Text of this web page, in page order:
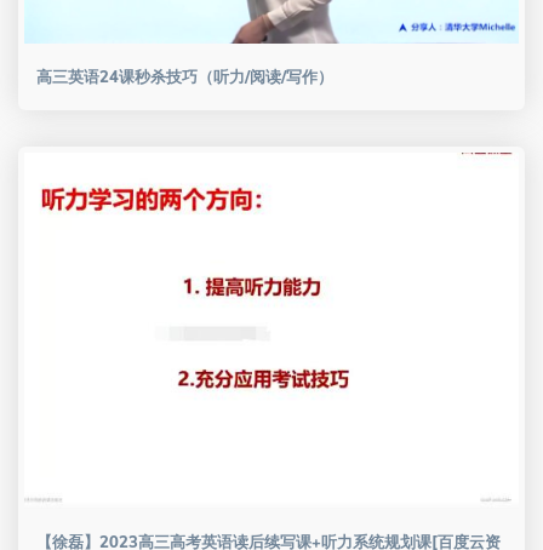
高三英语24课秒杀技巧（听力/阅读/写作）
【徐磊】2023高三高考英语读后续写课+听力系统规划课[百度云资